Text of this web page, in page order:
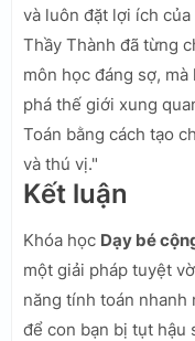
và luôn đặt lợi ích
Thầy Thành đã từng
môn học đáng sợ,
phá thế giới xung
Toán bằng cách tạo
và thú vị."
Kết luận
Khóa học Dạy bé
một giải pháp tuyệt
năng tính toán
để con bạn bị tụt hậu